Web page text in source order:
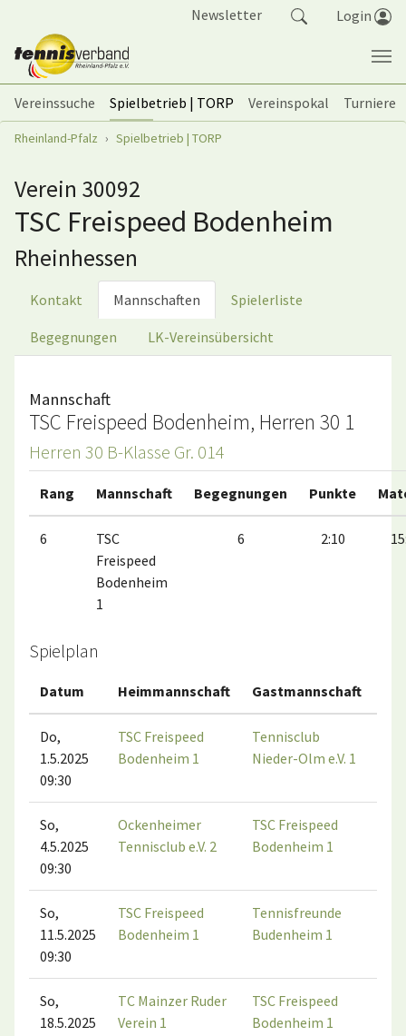
Newsletter Login
Vereinssuche Spielbetrieb | TORP Vereinspokal
Turniere
Sie sind hier:
Rheinland-Pfalz Spielbetrieb | TORP
Verein 30092
TSC Freispeed Bodenheim
Rheinhessen
Kontakt Mannschaften Spielerliste
Begegnungen LK-Vereinsübersicht
Mannschaft
TSC Freispeed Bodenheim, Herren 30 1
Herren 30 B-Klasse Gr. 014
Rang Mannschaft Begegnungen Punkte
6
TSC
Freispeed
Bodenheim
1
6 2:10
Spielplan
Datum Heimmannschaft Gastmannschaft
Do,
1.5.2025
09:30
TSC Freispeed
Bodenheim 1
Tennisclub
Nieder-Olm e.V. 1
So,
4.5.2025
09:30
Ockenheimer
Tennisclub e.V. 2
TSC Freispeed
Bodenheim 1
So,
11.5.2025
09:30
TSC Freispeed
Bodenheim 1
Tennisfreunde
Budenheim 1
So,
18.5.2025
TC Mainzer Ruder
Verein 1
TSC Freispeed
Bodenheim 1